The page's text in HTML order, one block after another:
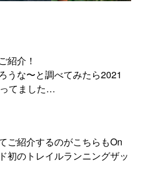
紹介！
うな〜と調べてみたら2021
てました…
ご紹介するのがこちらもOn
初のトレイルランニングザッ